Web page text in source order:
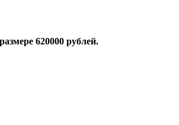
620000 рублей.